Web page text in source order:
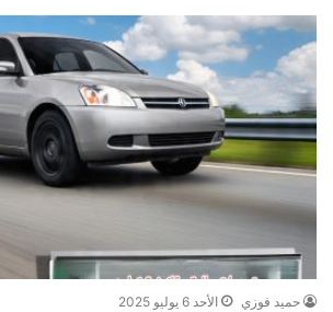
حميد فوزي الأحد 6 يوليو 2025